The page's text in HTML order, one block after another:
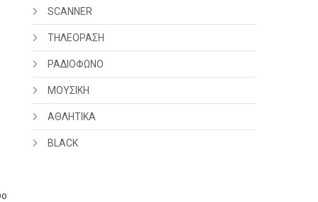
SCANNER
ΤΗΛΕΟΡΑΣΗ
ΡΑΔΙΟΦΩΝΟ
ΜΟΥΣΙΚΗ
ΑΘΛΗΤΙΚΑ
BLACK